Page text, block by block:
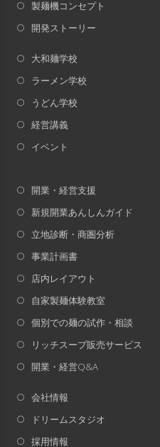
製麺機コンセプト
開発ストーリー
大和麺学校
ラーメン学校
うどん学校
経営講義
イベント
開業・経営支援
新規開業あんしんガイド
立地診断・商圏分析
事業計画書
店内レイアウト
自家製麺体験教室
個別での麺の試作・相談
リッチスープ販売サービス
開業・経営Q&A
会社情報
ドリームスタジオ
採用情報